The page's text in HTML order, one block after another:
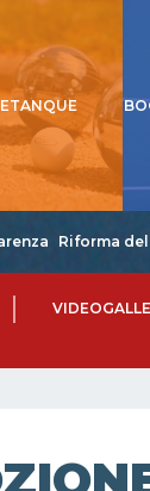
Riforma